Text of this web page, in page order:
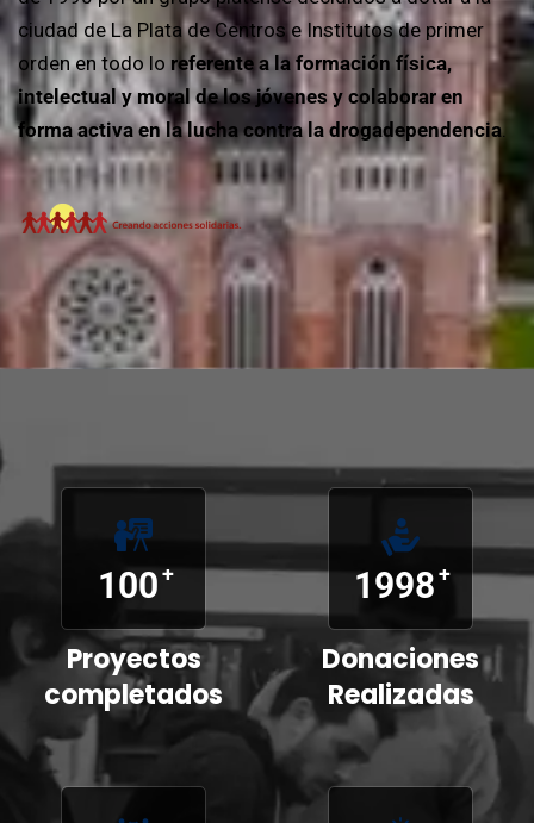
ciudad de La Plata de Centros e Institutos de primer
orden en todo lo referente a la formación física,
intelectual y moral de los jóvenes y colaborar en
forma activa en la lucha contra la drogadependencia.
100+
Proyectos
completados
1998+
Donaciones
Realizadas